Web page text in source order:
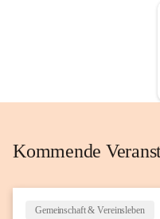
Kommende
Gemeinschaft & Vereinsleben